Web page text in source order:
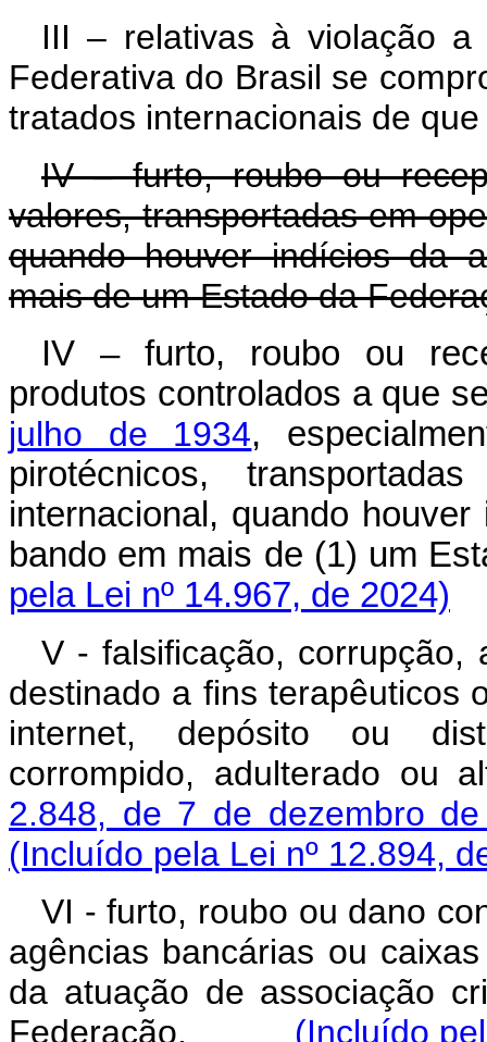
III – relativas à violação a
Federativa do Brasil se
tratados internacionais de
IV – furto, roubo ou
valores, transportadas em
quando houver indícios da
mais de um Estado da
IV – furto, roubo ou
produtos controlados a que
julho de 1934,
pirotécnicos,
internacional, quando
bando em mais de (1) um
pela Lei nº 14.967, de 2024)
V - falsificação, corrupção,
destinado a fins terapêuticos
internet, depósito ou
corrompido, adulterado ou
2.848, de 7 de dezembro
(Incluído pela Lei nº 12.894,
VI - furto, roubo ou dano
agências bancárias ou
da atuação de associação
Federação.
(Incluído